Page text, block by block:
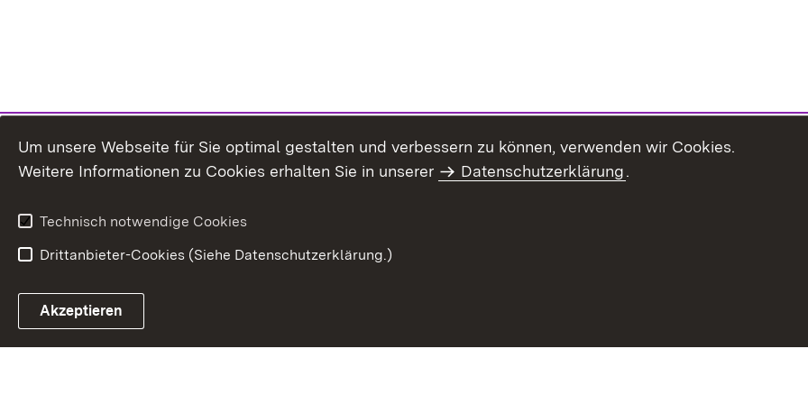
Um unsere Webseite für Sie optimal gestalten und verbessern zu können, verwenden wir Cookies.
Weitere Informationen zu Cookies erhalten Sie in unserer
Datenschutzerklärung.
Technisch notwendige Cookies
Drittanbieter-Cookies (Siehe Datenschutzerklärung.)
Akzeptieren